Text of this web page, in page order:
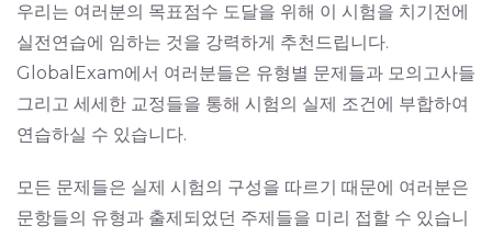
우리는 여러분의 목표점수 도달을 위해 이 시험을 치기전에
실전연습에 임하는 것을 강력하게 추천드립니다.
GlobalExam에서 여러분들은 유형별 문제들과 모의고사들
그리고 세세한 교정들을 통해 시험의 실제 조건에 부합하여
연습하실 수 있습니다.
모든 문제들은 실제 시험의 구성을 따르기 때문에 여러분은
문항들의 유형과 출제되었던 주제들을 미리 접할 수 있습니